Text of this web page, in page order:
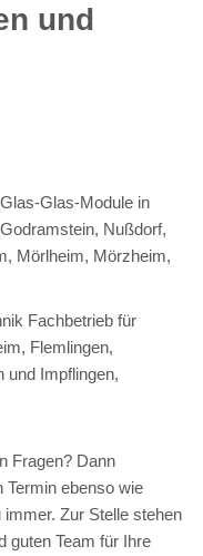
und
Glas-Module in
Nußdorf,
Mörlheim, Mörzheim,
Fachbetrieb für
Flemlingen,
und Impflingen,
Fragen? Dann
Termin ebenso wie
Zur Stelle stehen
guten Team für Ihre